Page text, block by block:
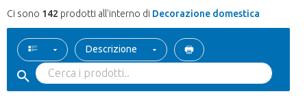
Ci sono 142 prodotti all'interno di Decorazione domestica
Descrizione